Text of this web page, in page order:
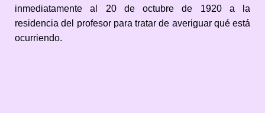
inmediatamente al 20 de octubre de 1920 a la
residencia del profesor para tratar de averiguar qué está
ocurriendo.